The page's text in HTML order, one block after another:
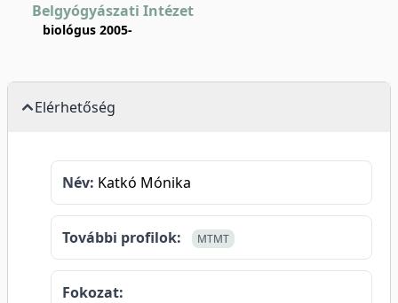
Belgyógyászati Intézet
biológus 2005-
Elérhetőség
Név: Katkó Mónika
További profilok: MTMT
Fokozat: